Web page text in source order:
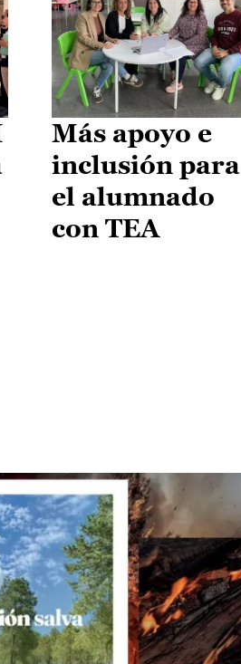
Más apoyo e
inclusión para
el alumnado
con TEA